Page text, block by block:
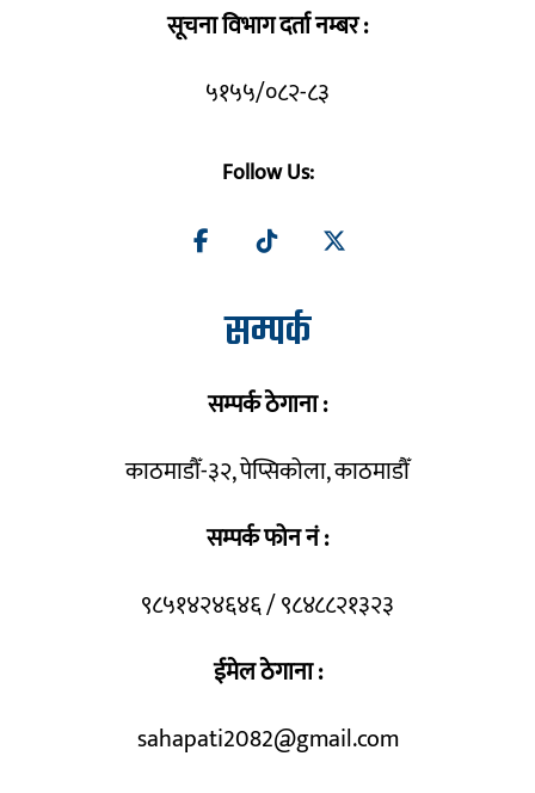
सूचना विभाग दर्ता नम्बर :
५१५५/०८२-८३
Follow Us:
सम्पर्क
सम्पर्क ठेगाना :
काठमाडौँ-३२, पेप्सिकोला, काठमाडौँ
सम्पर्क फोन नं :
९८५१४२४६४६ / ९८४८८२१३२३
ईमेल ठेगाना :
sahapati2082@gmail.com